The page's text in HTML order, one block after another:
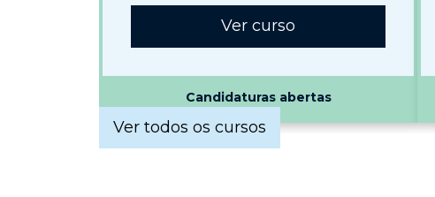
Ver curso
Candidaturas abertas
Ver todos os cursos